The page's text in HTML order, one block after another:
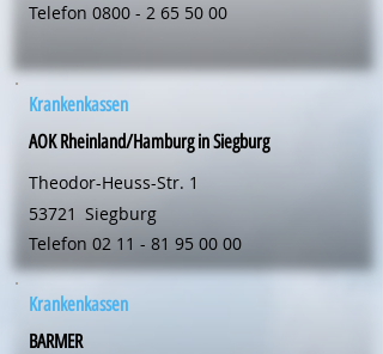
Telefon 0800 - 2 65 50 00
Krankenkassen
AOK Rheinland/Hamburg in Siegburg
Theodor-Heuss-Str. 1
53721 Siegburg
Telefon 02 11 - 81 95 00 00
Krankenkassen
BARMER